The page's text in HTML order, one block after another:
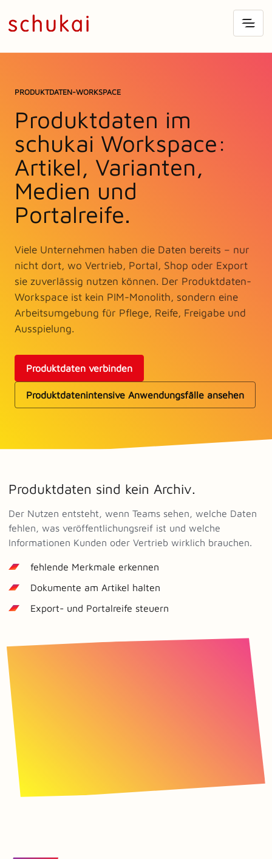
PRODUKTDATEN-WORKSPACE
Produktdaten im
schukai Workspace:
Artikel, Varianten,
Medien und
Portalreife.
Viele Unternehmen haben die Daten bereits – nur
nicht dort, wo Vertrieb, Portal, Shop oder Export
sie zuverlässig nutzen können. Der Produktdaten-
Workspace ist kein PIM-Monolith, sondern eine
Arbeitsumgebung für Pflege, Reife, Freigabe und
Ausspielung.
Produktdaten verbinden
Produktdatenintensive Anwendungsfälle ansehen
Produktdaten sind kein Archiv.
Der Nutzen entsteht, wenn Teams sehen, welche Daten
fehlen, was veröffentlichungsreif ist und welche
Informationen Kunden oder Vertrieb wirklich brauchen.
fehlende Merkmale erkennen
Dokumente am Artikel halten
Export- und Portalreife steuern